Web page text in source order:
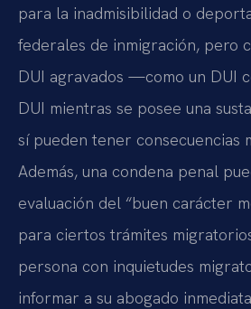
para la inadmisibilidad o
federales de inmigración, pero
DUI agravados —como un DUI
DUI mientras se posee una
sí pueden tener consecuencias
Además, una condena penal
evaluación del “buen carácter
para ciertos trámites
persona con inquietudes
informar a su abogado